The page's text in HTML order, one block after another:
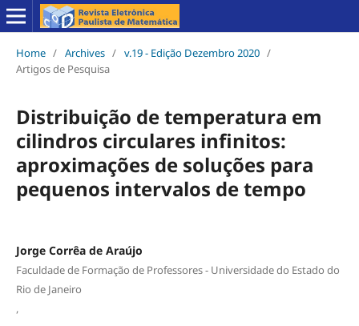
Home / Archives / v.19 - Edição Dezembro 2020 /
Artigos de Pesquisa
Distribuição de temperatura em
cilindros circulares infinitos:
aproximações de soluções para
pequenos intervalos de tempo
Jorge Corrêa de Araújo
Faculdade de Formação de Professores - Universidade do Estado do
Rio de Janeiro
,